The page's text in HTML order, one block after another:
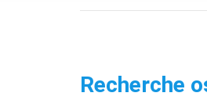
Recherche